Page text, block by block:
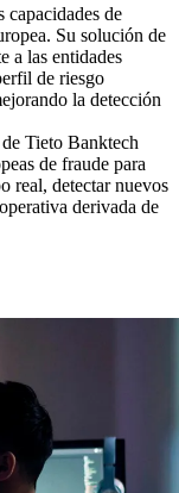
de
Su solución de
a las entidades
de riesgo
la detección
Tieto Banktech
de fraude para
real, detectar nuevos
derivada de